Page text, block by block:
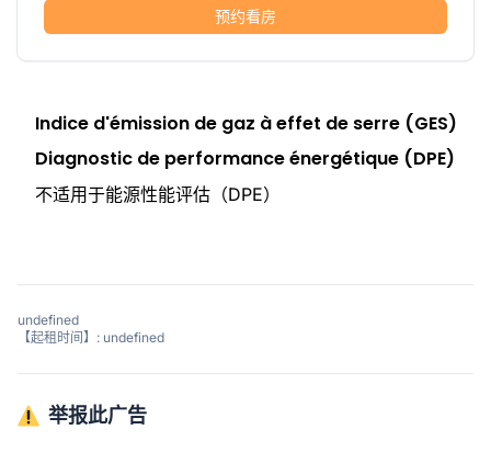
预约看房
Indice d'émission de gaz à effet de serre (GES)
Diagnostic de performance énergétique (DPE)
不适用于能源性能评估（DPE）
undefined
【起租时间】: undefined
举报此广告